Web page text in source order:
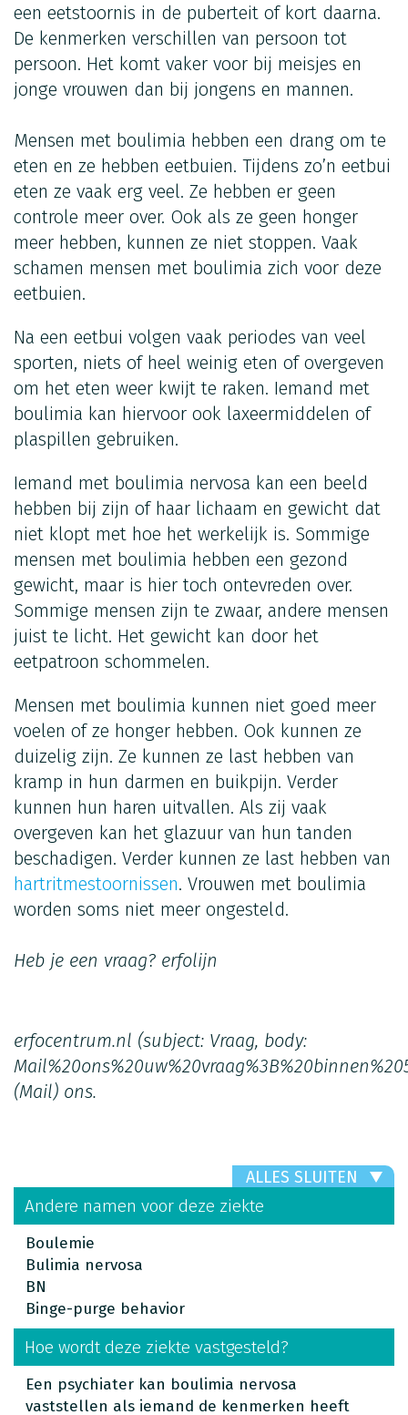
een eetstoornis in de puberteit of kort daarna.
De kenmerken verschillen van persoon tot
persoon. Het komt vaker voor bij meisjes en
jonge vrouwen dan bij jongens en mannen.
Mensen met boulimia hebben een drang om te
eten en ze hebben eetbuien. Tijdens zo’n eetbui
eten ze vaak erg veel. Ze hebben er geen
controle meer over. Ook als ze geen honger
meer hebben, kunnen ze niet stoppen. Vaak
schamen mensen met boulimia zich voor deze
eetbuien.
Na een eetbui volgen vaak periodes van veel
sporten, niets of heel weinig eten of overgeven
om het eten weer kwijt te raken. Iemand met
boulimia kan hiervoor ook laxeermiddelen of
plaspillen gebruiken.
Iemand met boulimia nervosa kan een beeld
hebben bij zijn of haar lichaam en gewicht dat
niet klopt met hoe het werkelijk is. Sommige
mensen met boulimia hebben een gezond
gewicht, maar is hier toch ontevreden over.
Sommige mensen zijn te zwaar, andere mensen
juist te licht. Het gewicht kan door het
eetpatroon schommelen.
Mensen met boulimia kunnen niet goed meer
voelen of ze honger hebben. Ook kunnen ze
duizelig zijn. Ze kunnen ze last hebben van
kramp in hun darmen en buikpijn. Verder
kunnen hun haren uitvallen. Als zij vaak
overgeven kan het glazuur van hun tanden
beschadigen. Verder kunnen ze last hebben van
hartritmestoornissen. Vrouwen met boulimia
worden soms niet meer ongesteld.
Heb je een vraag? erfolijn
erfocentrum.nl (subject: Vraag, body:
(Mail) ons.
ALLES SLUITEN
Andere namen voor deze ziekte
Boulemie
Bulimia nervosa
BN
Binge-purge behavior
Hoe wordt deze ziekte vastgesteld?
Een psychiater kan boulimia nervosa
vaststellen als iemand de kenmerken heeft